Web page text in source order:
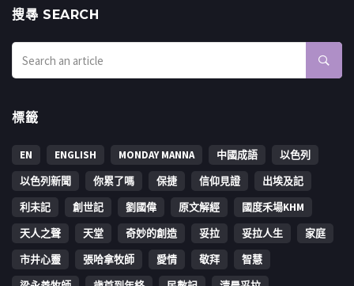
搜㝷 SEARCH
標籤
EN ENGLISH MONDAY MANNA 中國成語
以色列
以色列新聞
你累了嗎 保捷 信仰見證
出埃及記
利未記
創世記 劉國偉 原文解經
國度禾場KHM
天人之聲
天堂 奇妙的創造 妥拉 妥拉人生
家庭
市井心靈
張哈拿牧師 愛情 敬拜
智慧